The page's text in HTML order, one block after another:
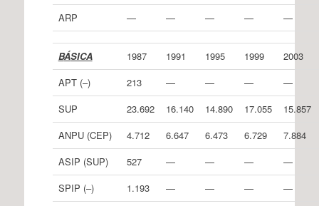
ARP
— — — — —
BÁSICA 1987 1991 1995 1999
2003
APT (–)
213 — — —
—
SUP
23.692 16.140 14.890 17.055
15.857
ANPU (CEP)
4.712 6.647 6.473 6.729
7.884
ASIP (SUP)
527 — — —
—
SPIP (–)
1.193 — — —
—